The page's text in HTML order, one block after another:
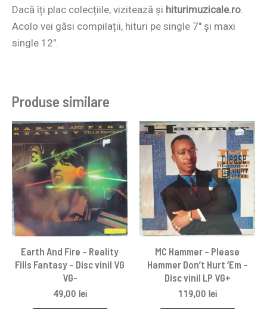
Dacă îți plac colecțiile, vizitează și hiturimuzicale.ro
Acolo vei găsi compilații, hituri pe single 7″ și maxi
single 12″.
Produse similare
Earth And Fire – Reality
Fills Fantasy – Disc vinil VG
VG-
49,00 lei
MC Hammer – Please
Hammer Don’t Hurt ‘Em –
Disc vinil LP VG+
119,00 lei